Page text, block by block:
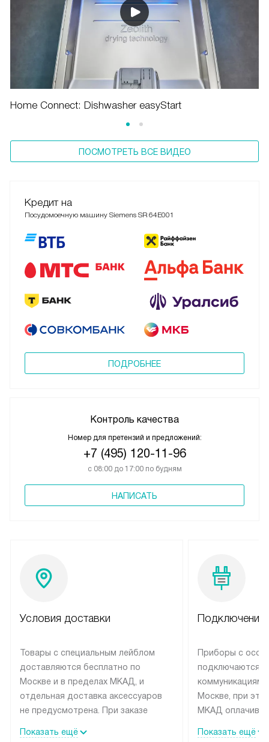
Home Connect: Dishwasher easyStart
ПОСМОТРЕТЬ ВСЕ ВИДЕО
Кредит на
Посудомоечную машину Siemens SR 64E001
ПОДРОБНЕЕ
Контроль качества
Номер для претензий и предложений:
+7 (495) 120-11-96
с 08:00 до 17:00 по будням
НАПИСАТЬ
Условия доставки
Товары с специальным лейблом
доставляются бесплатно по
Москве и в пределах МКАД, и
отдельная доставка аксессуаров
не предусмотрена. При заказе
рекомендуем обсудить с
Показать ещё
Подключение
Приборы с
подключаются к
коммуникациям
Москве, при
МКАД
партнера
Показать ещё